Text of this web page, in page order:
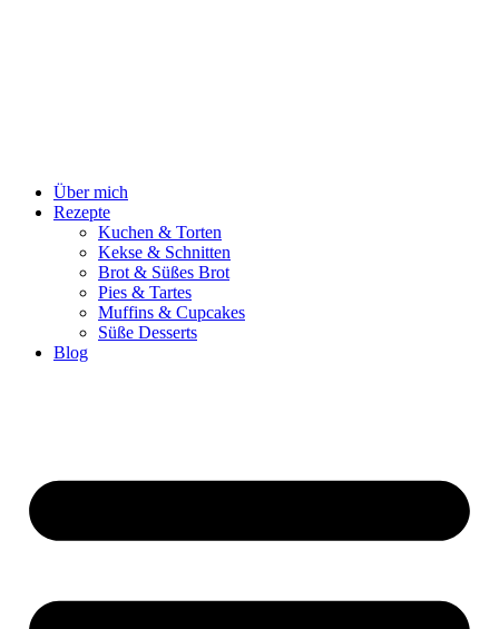
Über mich
Rezepte
Kuchen & Torten
Kekse & Schnitten
Brot & Süßes Brot
Pies & Tartes
Muffins & Cupcakes
Süße Desserts
Blog